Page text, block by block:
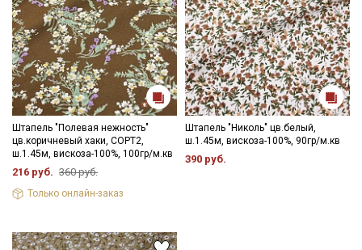
Штапель "Полевая нежность"
цв.коричневый хаки, СОРТ2,
ш.1.45м, вискоза-100%, 100гр/м.кв
216 руб. 360 руб.
Только онлайн-заказ
Штапель "Николь" цв.белый,
ш.1.45м, вискоза-100%, 90гр/м.кв
390 руб.